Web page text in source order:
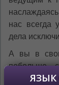
нас всегда
дела
А вы в
побольше
клеточкам,